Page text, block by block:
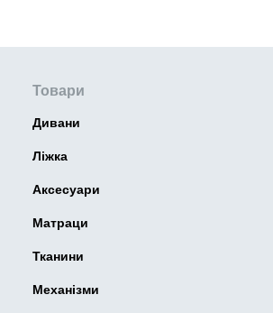
Товари
Дивани
Ліжка
Аксесуари
Матраци
Тканини
Механізми